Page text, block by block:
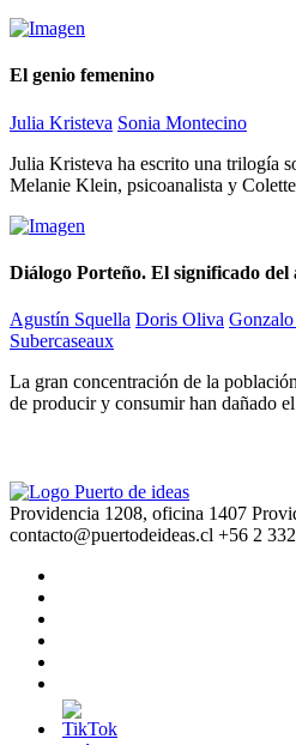
El genio femenino
Julia Kristeva Sonia Montecino
Julia Kristeva ha escrito una trilogía
Melanie Klein, psicoanalista y
Diálogo Porteño. El significado
Agustín Squella Doris Oliva
Subercaseaux
La gran concentración de la
de producir y consumir han dañado
Providencia 1208, oficina 1407
contacto@puertodeideas.cl +56 2